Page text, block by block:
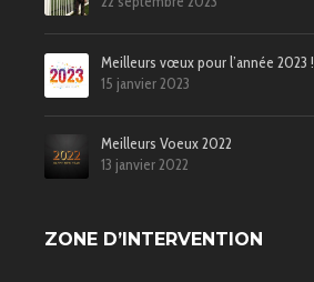
Meilleurs vœux pour l’année 2023 !
15 janvier 2023
Meilleurs Voeux 2022
13 janvier 2022
ZONE D’INTERVENTION